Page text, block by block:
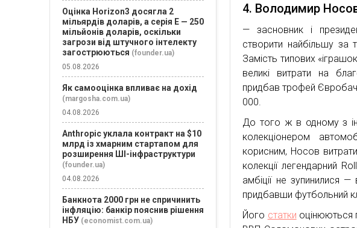
4. Володимир
— засновник і
створити найбільшу за
Замість типових
великі витрати на
придбав трофей
000.
До того ж в одному з
колекціонером
корисним, Носов
колекції легендарний
амбіції не зупинилися
придбавши футбольний
Його статки оцінюються
Оцінка Horizon3 досягла 2
мільярдів доларів, а серія E — 250
мільйонів доларів, оскільки
загрози від штучного інтелекту
загострюються (founder.ua)
05.08.2026
Як самооцінка впливає на дохід
(margosha.com.ua)
04.08.2026
Anthropic уклала контракт на $10
млрд із хмарним стартапом для
розширення ШІ-інфраструктури
(founder.ua)
04.08.2026
Банкнота 2000 грн не спричинить
інфляцію: банкір пояснив рішення
НБУ (economist.com.ua)